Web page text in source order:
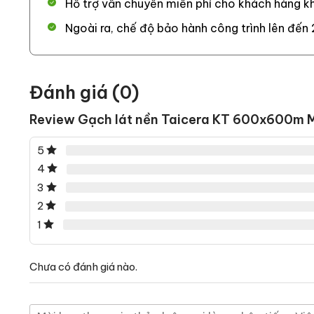
Phân phối chính hãng – giá rẻ – giao hàng toàn quốc,
hoàn thiện ngôi nhà mơ ước của bạn. chúng tôi
xuyên đảm bảo mang tới khách hàng những sản
Hỗ trợ vẫn chuyển miễn phí cho khách hàng
Ngoài ra, chế độ bảo hành công trình lên
Đánh giá (0)
Review Gạch lát nền Taicera KT 600x600m
5
4
3
2
1
Chưa có đánh giá nào.